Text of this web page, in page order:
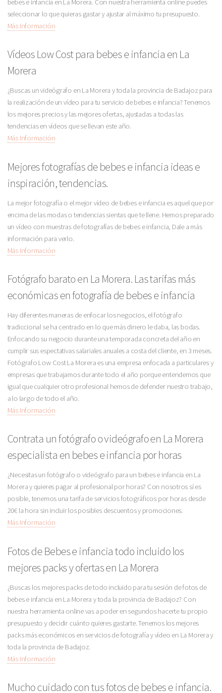
bebes e infancia en La Morera. Con nuestra herramienta online puedes
seleccionar lo que quieras gastar y ajustar al máximo tu presupuesto.
Más Información
Vídeos Low Cost para bebes e infancia en La
Morera
¿Buscas un videógrafo en La Morera y toda la provincia de Badajoz para
la realización de un vídeo para tu servicio de bebes e infancia? Tenemos
los mejores precios y las mejores ofertas, ajustadas a todas las
tendencias en vídeos que se llevan este año.
Más Información
Mejores fotografías de bebes e infancia ideas e
inspiración, tendencias.
La mejor fotografía o el mejor vídeo de bebes e infancia es aquel que por
encima de las modas o tendencias sientas que te llene. Hemos preparado
un vídeo con muestras de fotografías de bebes e infancia, Dale a más
información para verlo.
Más Información
Fotógrafo barato en La Morera. Las tarifas más
económicas en fotografía de bebes e infancia
Hay diferentes maneras de enfocar los negocios, el fotógrafo
tradiccional se ha centrado en lo que más dinero le daba, las bodas.
Enfocando su negocio durante una temporada concreta del año en
cumplir sus espectativas salariales anuales a costa del cliente, en 3 meses.
Fotógrafo Low Cost La Morera es una empresa enfocada a particulares y
empresas que trabajamos durante todo el año porque entendemos que
igual que cualquier otro profesional hemos de defender nuestro trabajo,
a lo largo de todo el año.
Más Información
Contrata un fotógrafo o videógrafo en La Morera
especialista en bebes e infancia por horas
¿Necesitas un fotógrafo o videógrafo para un bebes e infancia en La
Morera y quieres pagar al profesional por horas? Con nosotros sí es
posible, tenemos una tarifa de servicios fotográficos por horas desde
20€ la hora sin incluir los posibles descuentos y promociones.
Más Información
Fotos de Bebes e infancia todo incluido los
mejores packs y ofertas en La Morera
¿Buscas los mejores packs de todo incluido para tu sesión de fotos de
bebes e infancia en La Morera y toda la provincia de Badajoz? Con
nuestra herramienta online vas a poder en segundos hacerte tu propio
presupuesto y decidir cuánto quieres gastarte. Tenemos los mejores
packs más económicos en servicios de fotografía y vídeo en La Morera y
toda la provincia de Badajoz.
Más Información
Mucho cuidado con tus fotos de bebes e infancia.